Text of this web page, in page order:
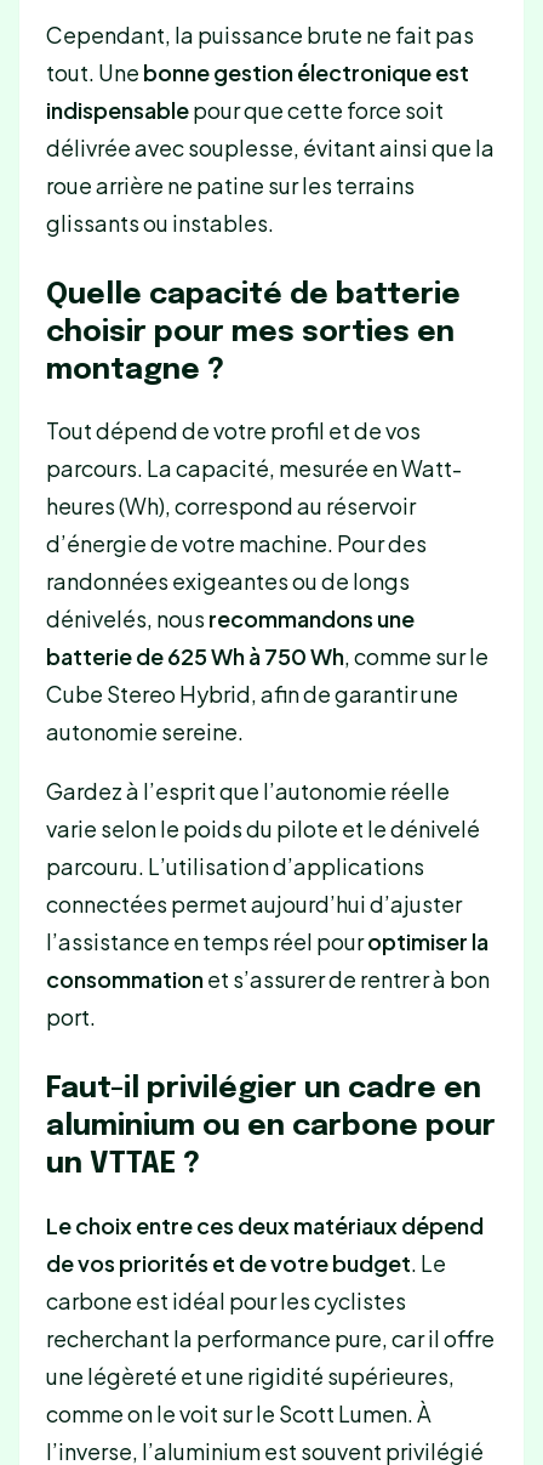
Cependant, la puissance brute ne fait pas
tout. Une bonne gestion électronique est
indispensablepour que cette force soit
délivrée avec souplesse, évitant ainsi que la
roue arrière ne patine sur les terrains
glissants ou instables.
Quelle capacité de batterie
choisir pour mes sorties en
montagne ?
Tout dépend de votre profil et de vos
parcours. La capacité, mesurée en Watt-
heures (Wh), correspond au réservoir
d’énergie de votre machine. Pour des
randonnées exigeantes ou de longs
dénivelés, nous recommandons une
batterie de 625 Wh à 750 Wh, comme sur le
Cube Stereo Hybrid, afin de garantir une
autonomie sereine.
Gardez à l’esprit que l’autonomie réelle
varie selon le poids du pilote et le dénivelé
parcouru. L’utilisation d’applications
connectées permet aujourd’hui d’ajuster
l’assistance en temps réel pouroptimiser la
consommationet s’assurer de rentrer à bon
port.
Faut-il privilégier un cadre en
aluminium ou en carbone pour
un VTTAE ?
Le choix entre ces deux matériaux dépend
de vos priorités et de votre budget. Le
carbone est idéal pour les cyclistes
recherchant la performance pure, car il offre
une légèreté et une rigidité supérieures,
comme on le voit sur le Scott Lumen. À
l’inverse, l’aluminium est souvent privilégié